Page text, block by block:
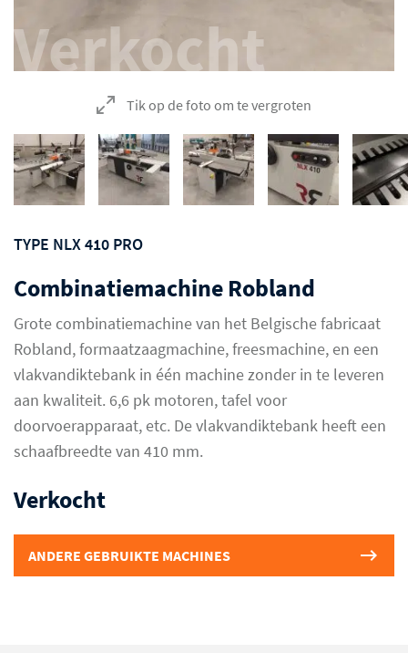
Verkocht
Tik op de foto om te vergroten
TYPE NLX 410 PRO
Combinatiemachine Robland
Grote combinatiemachine van het Belgische fabricaat
Robland, formaatzaagmachine, freesmachine, en een
vlakvandiktebank in één machine zonder in te leveren
aan kwaliteit. 6,6 pk motoren, tafel voor
doorvoerapparaat, etc. De vlakvandiktebank heeft een
schaafbreedte van 410 mm.
Verkocht
ANDERE GEBRUIKTE MACHINES